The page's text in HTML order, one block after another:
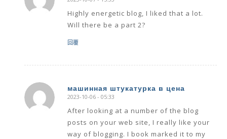
says:
Highly energetic blog, I liked that a lot.
Will there be a part 2?
回覆
машинная штукатурка в цена
says:
2023-10-06 - 05:33
After looking at a number of the blog
posts on your web site, I really like your
way of blogging. I book marked it to my